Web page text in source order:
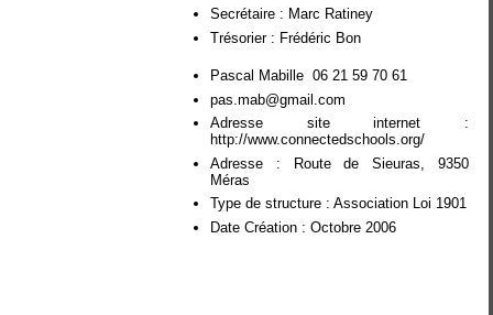
Secrétaire : Marc Ratiney
Trésorier : Frédéric Bon
Pascal Mabille 06 21 59 70 61
pas.mab@gmail.com
Adresse site internet :
http://www.connectedschools.org/
Adresse : Route de Sieuras, 9350
Méras
Type de structure : Association Loi 1901
Date Création : Octobre 2006